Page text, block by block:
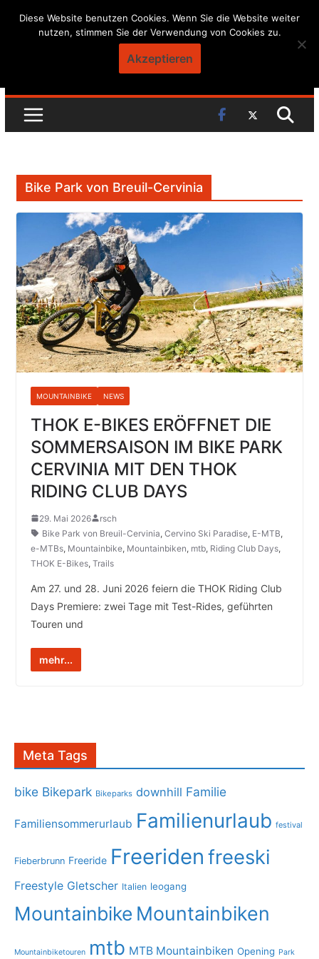
Skip
Bike Park von Breuil-Cervinia
MOUNTAINBIKE NEWS
THOK E-BIKES ERÖFFNET DIE
SOMMERSAISON IM BIKE PARK
CERVINIA MIT DEN THOK
RIDING CLUB DAYS
29. Mai 2026
rsch
Bike Park von Breuil-Cervinia, Cervino Ski Paradise, E-MTB,
e-MTBs, Mountainbike, Mountainbiken, mtb, Riding Club Days,
THOK E-Bikes, Trails
Am 27. und 28. Juni 2026 feiern die THOK Riding Club
Days Premiere: zwei Tage mit Test-Rides, geführten
Touren und
mehr...
Meta Tags
bike Bikepark Bikeparks downhill Familie
Familiensommerurlaub Familienurlaub festival
Fieberbrunn Freeride Freeriden freeski
Freestyle Gletscher Italien leogang
Mountainbike Mountainbiken
Mountainbiketouren mtb MTB Mountainbiken Opening Park
Diese Website benutzen Cookies. Wenn Sie die Website weiter
nutzen, stimmen Sie der Verwendung von Cookies zu.
Akzeptieren